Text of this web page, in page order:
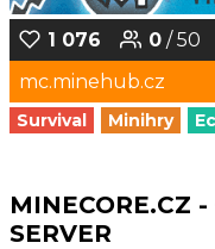
1 076 0 / 50
mc.minehub.cz
Survival Minihry
MINECORE.CZ
SERVER